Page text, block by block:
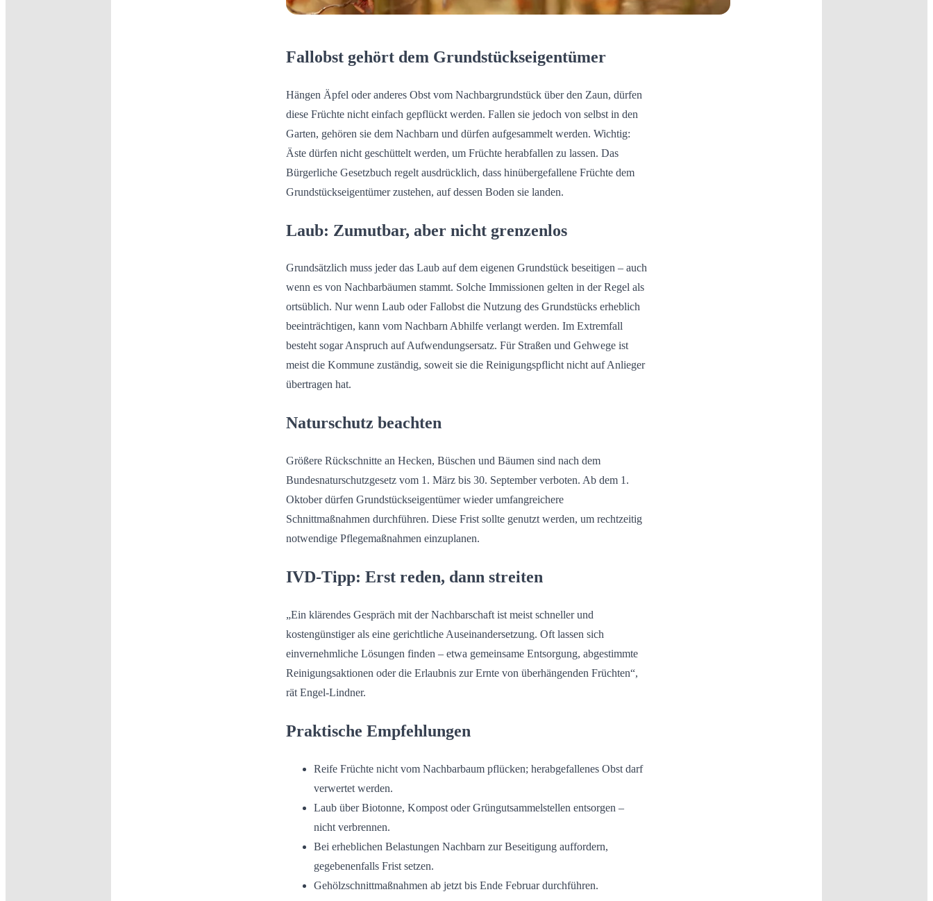
Fallobst gehört dem Grundstückseigentümer
Hängen Äpfel oder anderes Obst vom Nachbargrundstück über den Zaun, dürfen
diese Früchte nicht einfach gepflückt werden. Fallen sie jedoch von selbst in den
Garten, gehören sie dem Nachbarn und dürfen aufgesammelt werden. Wichtig:
Äste dürfen nicht geschüttelt werden, um Früchte herabfallen zu lassen. Das
Bürgerliche Gesetzbuch regelt ausdrücklich, dass hinübergefallene Früchte dem
Grundstückseigentümer zustehen, auf dessen Boden sie landen.
Laub: Zumutbar, aber nicht grenzenlos
Grundsätzlich muss jeder das Laub auf dem eigenen Grundstück beseitigen – auch
wenn es von Nachbarbäumen stammt. Solche Immissionen gelten in der Regel als
ortsüblich. Nur wenn Laub oder Fallobst die Nutzung des Grundstücks erheblich
beeinträchtigen, kann vom Nachbarn Abhilfe verlangt werden. Im Extremfall
besteht sogar Anspruch auf Aufwendungsersatz. Für Straßen und Gehwege ist
meist die Kommune zuständig, soweit sie die Reinigungspflicht nicht auf Anlieger
übertragen hat.
Naturschutz beachten
Größere Rückschnitte an Hecken, Büschen und Bäumen sind nach dem
Bundesnaturschutzgesetz vom 1. März bis 30. September verboten. Ab dem 1.
Oktober dürfen Grundstückseigentümer wieder umfangreichere
Schnittmaßnahmen durchführen. Diese Frist sollte genutzt werden, um rechtzeitig
notwendige Pflegemaßnahmen einzuplanen.
IVD-Tipp: Erst reden, dann streiten
„Ein klärendes Gespräch mit der Nachbarschaft ist meist schneller und
kostengünstiger als eine gerichtliche Auseinandersetzung. Oft lassen sich
einvernehmliche Lösungen finden – etwa gemeinsame Entsorgung, abgestimmte
Reinigungsaktionen oder die Erlaubnis zur Ernte von überhängenden Früchten“,
rät Engel-Lindner.
Praktische Empfehlungen
Reife Früchte nicht vom Nachbarbaum pflücken; herabgefallenes Obst darf
verwertet werden.
Laub über Biotonne, Kompost oder Grüngutsammelstellen entsorgen –
nicht verbrennen.
Bei erheblichen Belastungen Nachbarn zur Beseitigung auffordern,
gegebenenfalls Frist setzen.
Gehölzschnittmaßnahmen ab jetzt bis Ende Februar durchführen.